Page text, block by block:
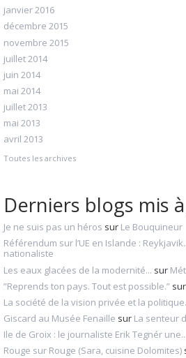
janvier 2016
décembre 2015
novembre 2015
juillet 2014
juin 2014
mai 2014
juillet 2013
mai 2013
avril 2013
Toutes les archives
Derniers blogs mis
Je ne suis pas un héros sur Le Bouquineur
Référendum sur l’UE en Islande :
nationaliste
Les eaux glacées de la modernité... sur
”Reprends ton pays. Tout est possible.” sur
La société de la vision privée et la
Giscard au Musée Fenaille sur La senteur
Ile de Groix : le journaliste Erik Tegnér une...
Rouge sur Rouge (Sara, cuisine Dolomites)